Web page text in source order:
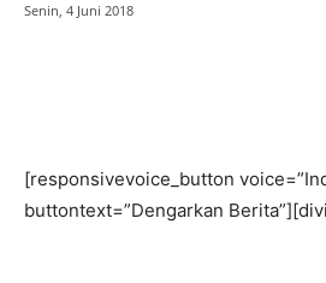
Senin, 4 Juni 2018
[responsivevoice_button
buttontext=”Dengarkan